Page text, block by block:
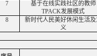
7
基于在线实践社区的教师
TPACK发展模式
8
新时代人民美好休闲生活及
义